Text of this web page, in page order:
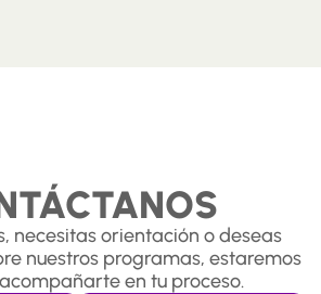
necesitas orientación o deseas
nuestros programas, estaremos
en tu proceso.